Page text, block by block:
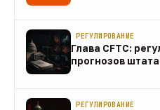
РЕГУЛИРОВАНИЕ
Глава CFTC:
прогнозов
РЕГУЛИРОВАНИЕ